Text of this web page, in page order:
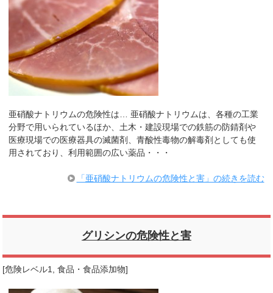
亜硝酸ナトリウムの危険性は… 亜硝酸ナトリウムは、各種の工業
分野で用いられているほか、土木・建設現場での鉄筋の防錆剤や
医療現場での医療器具の滅菌剤、青酸性毒物の解毒剤としても使
用されており、利用範囲の広い薬品・・・
「亜硝酸ナトリウムの危険性と害」の続きを読む
グリシンの危険性と害
[危険レベル1 ,食品・食品添加物]